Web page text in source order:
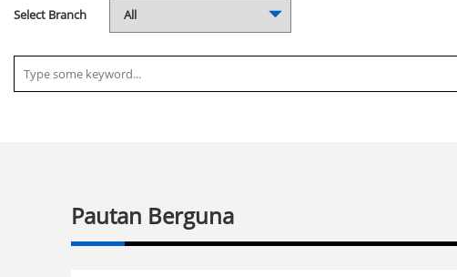
Select Branch
Pautan Berguna